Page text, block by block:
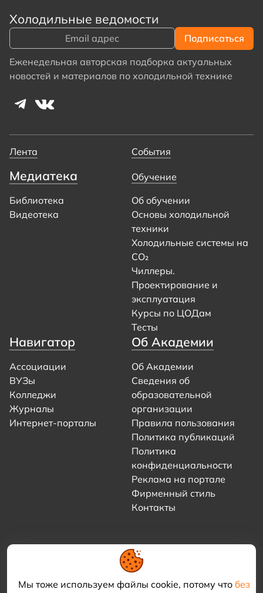
Мы тоже используем файлы cookie, потому что без
Холодильные ведомости
Еженедельная авторская подборка актуальных
новостей и материалов по холодильной технике
Лента События
Медиатека
Библиотека
Видеотека
Обучение
Об обучении
Основы холодильной
техники
Холодильные системы на
CO₂
Чиллеры.
Проектирование и
эксплуатация
Курсы по ЦОДам
Тесты
Навигатор
Ассоциации
ВУЗы
Колледжи
Журналы
Интернет-порталы
Об Академии
Об Академии
Сведения об
образовательной
организации
Правила пользования
Политика публикаций
Политика
конфиденциальности
Реклама на портале
Фирменный стиль
Контакты